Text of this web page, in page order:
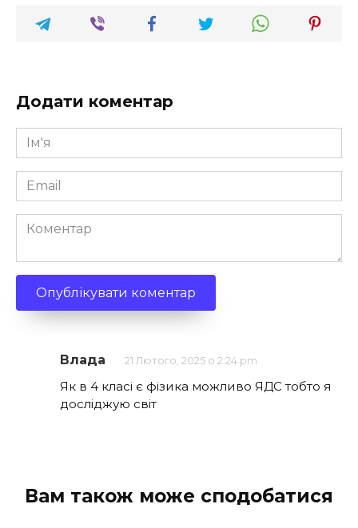
Додати коментар
Ім'я
*
Email
*
Коментар
Влада 21 Лютого, 2025 о 2:24 pm
Як в 4 класі є фізика можливо ЯДС тобто я
досліджую світ
Вам також може сподобатися